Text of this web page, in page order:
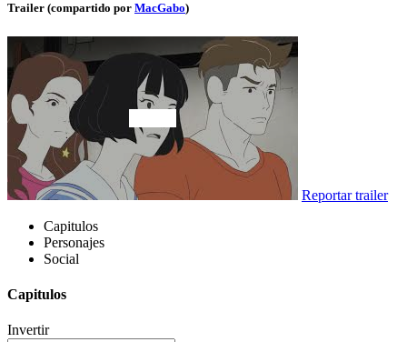
Trailer (compartido por MacGabo)
Reportar trailer
Capitulos
Personajes
Social
Capitulos
Invertir